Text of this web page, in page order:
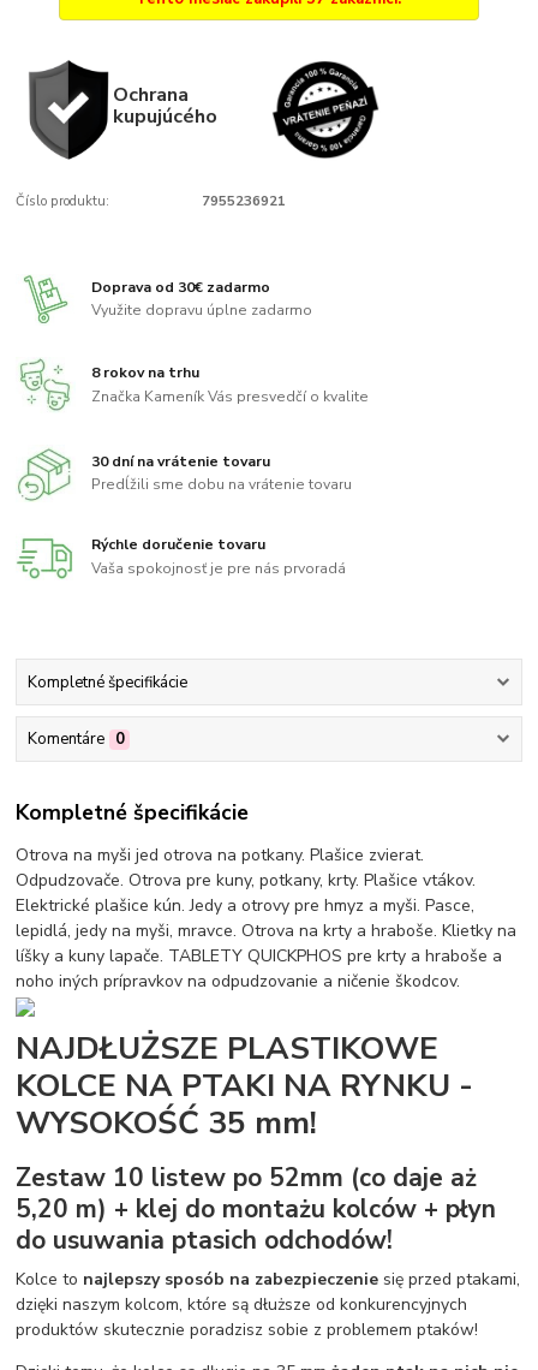
Ochrana
kupujúcého
Číslo produktu: 7955236921
Doprava od 30€ zadarmo
Využite dopravu úplne zadarmo
8 rokov na trhu
Značka Kameník Vás presvedčí o kvalite
30 dní na vrátenie tovaru
Predĺžili sme dobu na vrátenie tovaru
Rýchle doručenie tovaru
Vaša spokojnosť je pre nás prvoradá
Kompletné špecifikácie
Komentáre 0
Kompletné špecifikácie
Otrova na myši jed otrova na potkany. Plašice zvierat.
Odpudzovače. Otrova pre kuny, potkany, krty. Plašice vtákov.
Elektrické plašice kún. Jedy a otrovy pre hmyz a myši. Pasce,
lepidlá, jedy na myši, mravce. Otrova na krty a hraboše. Klietky na
líšky a kuny lapače. TABLETY QUICKPHOS pre krty a hraboše a
noho iných prípravkov na odpudzovanie a ničenie škodcov.
NAJDŁUŻSZE PLASTIKOWE
KOLCE NA PTAKI NA RYNKU -
WYSOKOŚĆ 35 mm!
Zestaw 10 listew po 52mm (co daje aż
5,20 m) + klej do montażu kolców + płyn
do usuwania ptasich odchodów!
Kolce to najlepszy sposób na zabezpieczenie się przed ptakami,
dzięki naszym kolcom, które są dłuższe od konkurencyjnych
produktów skutecznie poradzisz sobie z problemem ptaków!